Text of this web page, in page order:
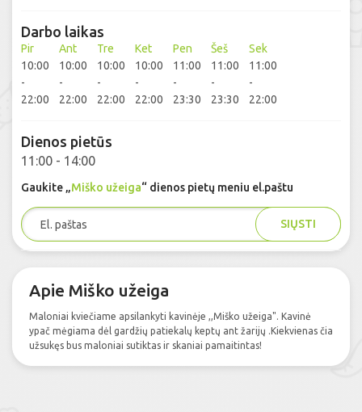
Darbo laikas
Pir
10:00
-
22:00
Ant
10:00
-
22:00
Tre
10:00
-
22:00
Ket
10:00
-
22:00
Pen
11:00
-
23:30
Šeš
11:00
-
23:30
Sek
11:00
-
22:00
Dienos pietūs
11:00 - 14:00
Gaukite „Miško užeiga“ dienos pietų meniu el.paštu
SIŲSTI
Apie Miško užeiga
Maloniai kviečiame apsilankyti kavinėje ,,Miško užeiga". Kavinė
ypač mėgiama dėl gardžių patiekalų keptų ant žarijų .Kiekvienas čia
užsukęs bus maloniai sutiktas ir skaniai pamaitintas!